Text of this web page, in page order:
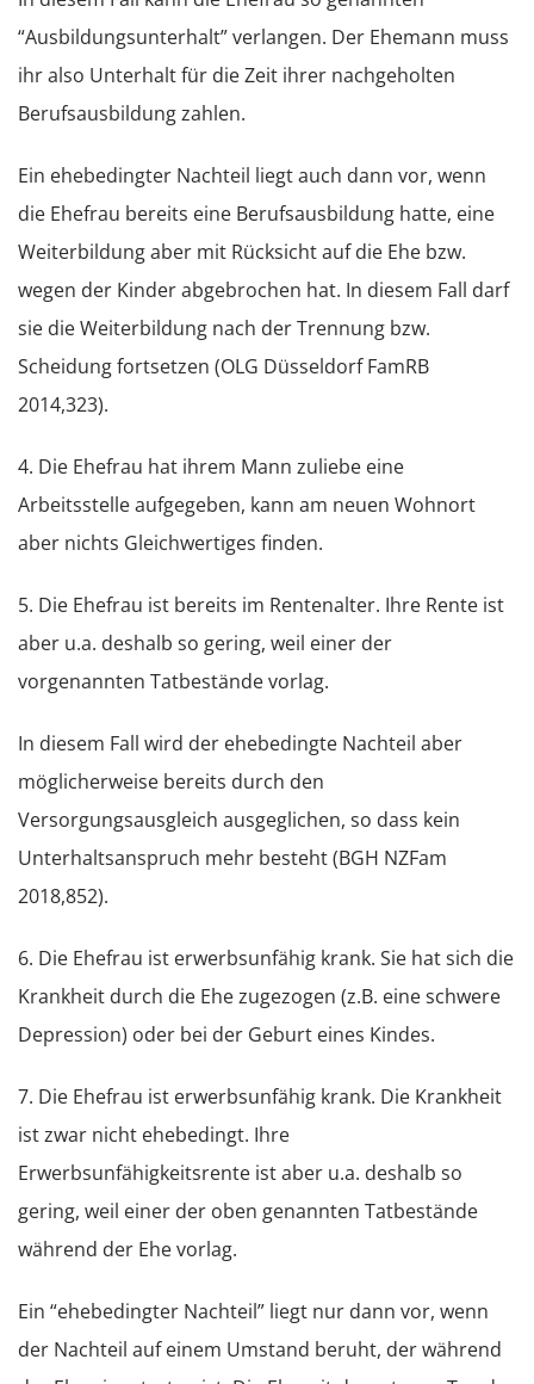
“Ausbildungsunterhalt” verlangen. Der Ehemann muss
ihr also Unterhalt für die Zeit ihrer nachgeholten
Berufsausbildung zahlen.
Ein ehebedingter Nachteil liegt auch dann vor, wenn
die Ehefrau bereits eine Berufsausbildung hatte, eine
Weiterbildung aber mit Rücksicht auf die Ehe bzw.
wegen der Kinder abgebrochen hat. In diesem Fall darf
sie die Weiterbildung nach der Trennung bzw.
Scheidung fortsetzen (OLG Düsseldorf FamRB
2014,323).
4. Die Ehefrau hat ihrem Mann zuliebe eine
Arbeitsstelle aufgegeben, kann am neuen Wohnort
aber nichts Gleichwertiges finden.
5. Die Ehefrau ist bereits im Rentenalter. Ihre Rente ist
aber u.a. deshalb so gering, weil einer der
vorgenannten Tatbestände vorlag.
In diesem Fall wird der ehebedingte Nachteil aber
möglicherweise bereits durch den
Versorgungsausgleich ausgeglichen, so dass kein
Unterhaltsanspruch mehr besteht (BGH NZFam
2018,852).
6. Die Ehefrau ist erwerbsunfähig krank. Sie hat sich die
Krankheit durch die Ehe zugezogen (z.B. eine schwere
Depression) oder bei der Geburt eines Kindes.
7. Die Ehefrau ist erwerbsunfähig krank. Die Krankheit
ist zwar nicht ehebedingt. Ihre
Erwerbsunfähigkeitsrente ist aber u.a. deshalb so
gering, weil einer der oben genannten Tatbestände
während der Ehe vorlag.
Ein “ehebedingter Nachteil” liegt nur dann vor, wenn
der Nachteil auf einem Umstand beruht, der während